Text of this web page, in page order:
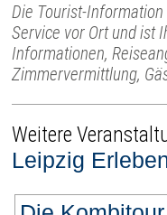
Die Tourist-
Service vor Ort und ist
Informationen,
Zimmervermittlung,
Weitere
Leipzig